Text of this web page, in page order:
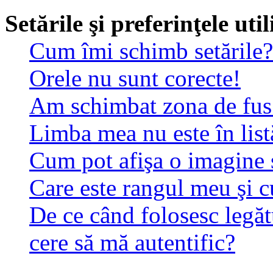
Setările şi preferinţele
Cum îmi schimb setările?
Orele nu sunt corecte!
Am schimbat zona de
Limba mea nu este în
Cum pot afişa o
Care este rangul meu şi
De ce când folosesc
cere să mă autentific?